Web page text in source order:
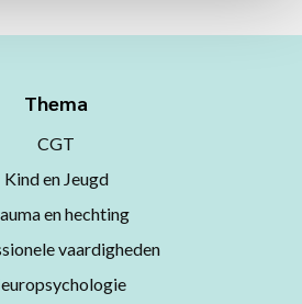
Thema
CGT
Kind en Jeugd
en hechting
vaardigheden